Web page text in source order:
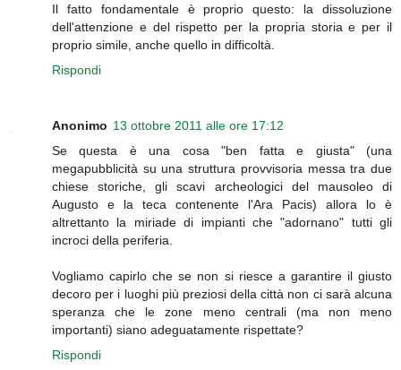
Il fatto fondamentale è proprio questo: la dissoluzione
dell'attenzione e del rispetto per la propria storia e per il
proprio simile, anche quello in difficoltà.
Rispondi
Anonimo 13 ottobre 2011 alle ore 17:12
Se questa è una cosa "ben fatta e giusta" (una
megapubblicità su una struttura provvisoria messa tra due
chiese storiche, gli scavi archeologici del mausoleo di
Augusto e la teca contenente l'Ara Pacis) allora lo è
altrettanto la miriade di impianti che "adornano" tutti gli
incroci della periferia.
Vogliamo capirlo che se non si riesce a garantire il giusto
decoro per i luoghi più preziosi della città non ci sarà alcuna
speranza che le zone meno centrali (ma non meno
importanti) siano adeguatamente rispettate?
Rispondi